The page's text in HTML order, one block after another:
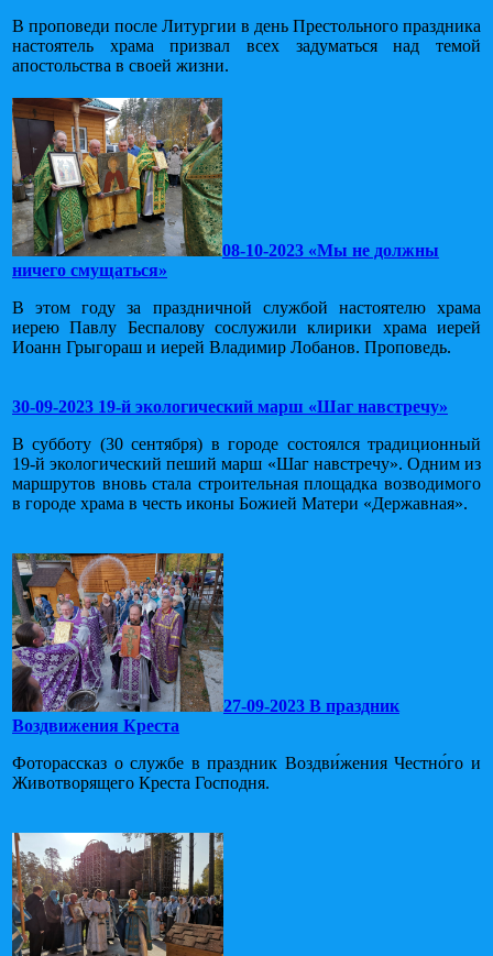
В проповеди после Литургии в день Престольного праздника
настоятель храма призвал всех задуматься над темой
апостольства в своей жизни.
08-10-2023 «Мы не должны
ничего смущаться»
В этом году за праздничной службой настоятелю храма
иерею Павлу Беспалову сослужили клирики храма иерей
Иоанн Грыгораш и иерей Владимир Лобанов. Проповедь.
30-09-2023 19-й экологический марш «Шаг навстречу»
В субботу (30 сентября) в городе состоялся традиционный
19-й экологический пеший марш «Шаг навстречу». Одним из
маршрутов вновь стала строительная площадка возводимого
в городе храма в честь иконы Божией Матери «Державная».
27-09-2023 В праздник
Воздвижения Креста
Фоторассказ о службе в праздник Воздви́жения Честно́го и
Животворящего Креста Господня.